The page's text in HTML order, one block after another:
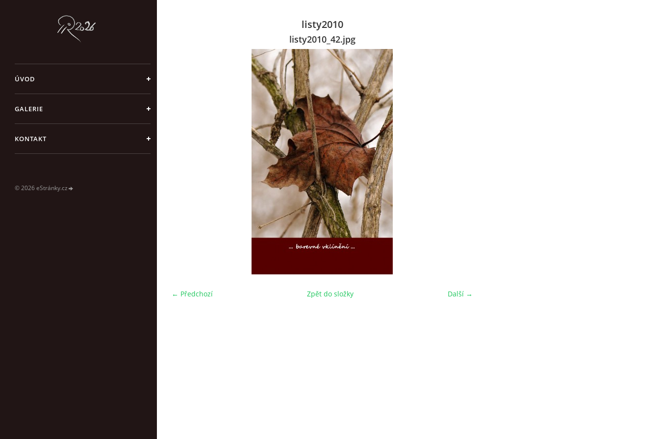
ÚVOD
GALERIE
KONTAKT
© 2026 eStránky.cz
listy2010
listy2010_42.jpg
← Předchozí Další →
Zpět do složky